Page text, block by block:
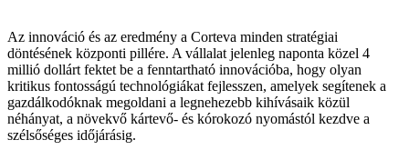
Az innováció és az eredmény a Corteva minden stratégiai
döntésének központi pillére. A vállalat jelenleg naponta közel 4
millió dollárt fektet be a fenntartható innovációba, hogy olyan
kritikus fontosságú technológiákat fejlesszen, amelyek segítenek a
gazdálkodóknak megoldani a legnehezebb kihívásaik közül
néhányat, a növekvő kártevő- és kórokozó nyomástól kezdve a
szélsőséges időjárásig.